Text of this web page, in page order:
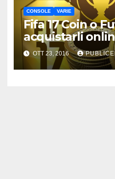
CONSOLE VARIE
Fifa 17 Coin o
acquistarli
OTT 23, 2016